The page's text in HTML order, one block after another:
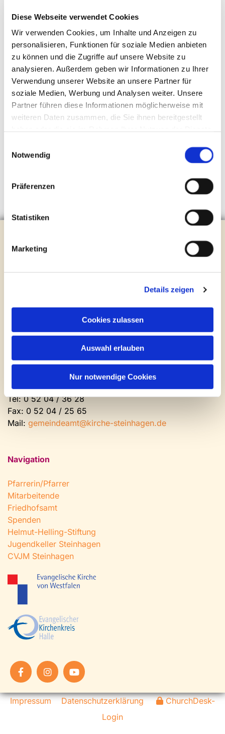
Diese Webseite verwendet Cookies
Wir verwenden Cookies, um Inhalte und Anzeigen zu
personalisieren, Funktionen für soziale Medien anbieten
zu können und die Zugriffe auf unsere Website zu
analysieren. Außerdem geben wir Informationen zu Ihrer
Verwendung unserer Website an unsere Partner für
soziale Medien, Werbung und Analysen weiter. Unsere
Partner führen diese Informationen möglicherweise mit
weiteren Daten zusammen, die Sie ihnen bereitgestellt
Notwendig
Präferenzen
Statistiken
Marketing
Details zeigen
Cookies zulassen
Auswahl erlauben
Nur notwendige Cookies
Bauen auf Vertrauen". Mit Musik von der KiBiTa-
Band, Impressionen der Tage durch das
Leitungsteam und einem Impuls von Marcel
Friesen. Mit diesem Video wollen wir auch einen
Eindruck von den KiBiTa nach Hause bringen.
Brockhagener Straße 28 | 33803 Steinhagen
Mail:gemeindeamt@kirche-steinhagen.de
Kontakt und Öffnungszeiten
Montag: geschlossen
Dienstag bis Freitag: 9 - 12 Uhr
Nachmittags nach Vereinbarung
Tel:0 52 04 / 36 28
Fax: 0 52 04 / 25 65
Mail: gemeindeamt@kirche-steinhagen.de
Navigation
Pfarrerin/Pfarrer
Mitarbeitende
Friedhofsamt
Spenden
Helmut-Helling-Stiftung
Jugendkeller Steinhagen
CVJM Steinhagen
Impressum Datenschutzerklärung
ChurchDesk-
Login